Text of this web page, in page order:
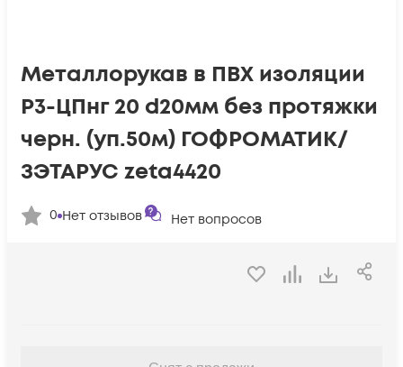
Металлорукав в ПВХ изоляции
Р3-ЦПнг 20 d20мм без протяжки
черн. (уп.50м) ГОФРОМАТИК/
ЗЭТАРУС zeta4420
0 Нет отзывов Нет вопросов